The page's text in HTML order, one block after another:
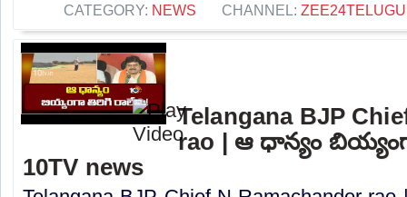
CATEGORY: NEWS CHANNEL:
Telangana BJP
rao | ఆ ధాన్యం
10TV news